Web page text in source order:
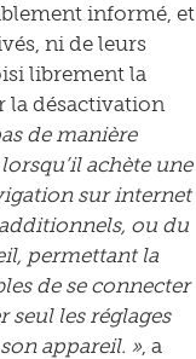
informé, et
ni de leurs
librement la
la désactivation
de manière
achète une
sur internet
ou du
permettant la
de se connecter
les réglages
appareil. », a